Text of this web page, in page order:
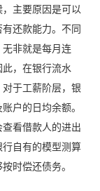
主要原因是可以
还款能力。不同
非就是每月连
，在银行流水
于工薪阶层，银
户的日均余额。
看借款人的进出
自有的模型测算
时偿还债务。